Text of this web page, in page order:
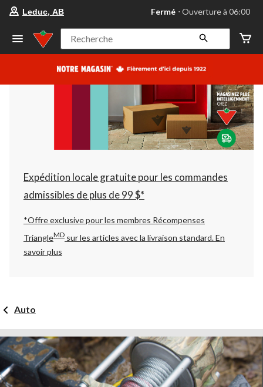
votre
préféré
Leduc,
AB,
courament
Ouverture
à
06:00
cliquer
pour
changer
Leduc, AB Fermé ⋅ Ouverture à 06:00
Recherche
Expédition locale gratuite pour les commandes
admissibles de plus de 99 $*
*Offre exclusive pour les membres Récompenses
TriangleMD sur les articles avec la livraison standard.En
savoir plus
Auto